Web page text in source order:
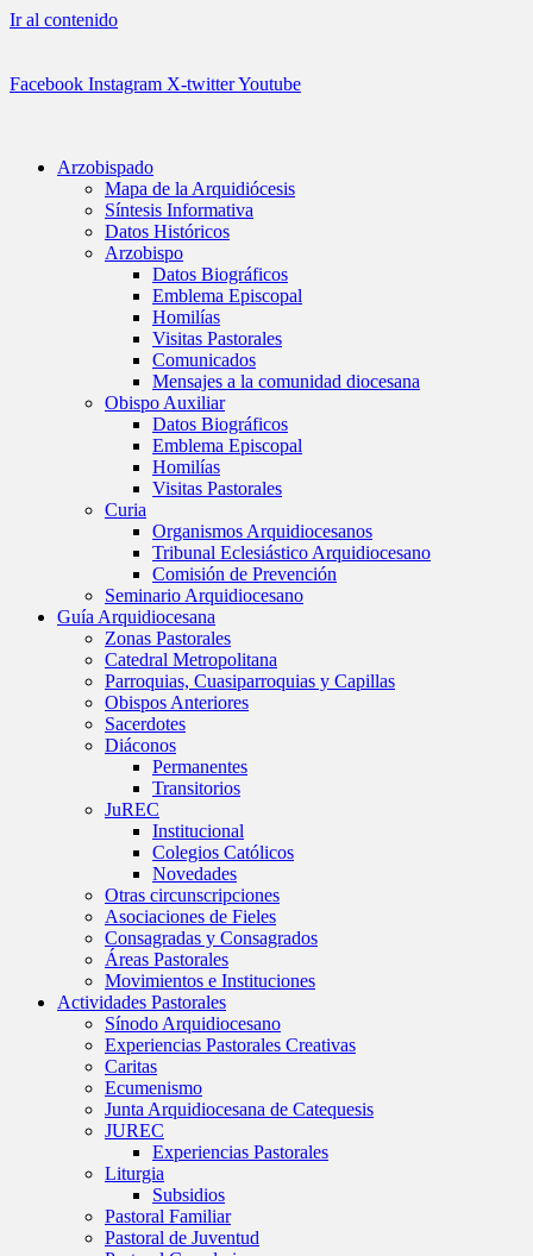
Ir al contenido
Facebook Instagram X-twitterYoutube
Arzobispado
Mapa de la Arquidiócesis
Síntesis Informativa
Datos Históricos
Arzobispo
Datos Biográficos
Emblema Episcopal
Homilías
Visitas Pastorales
Comunicados
Mensajes a la comunidad diocesana
Obispo Auxiliar
Datos Biográficos
Emblema Episcopal
Homilías
Visitas Pastorales
Curia
Organismos Arquidiocesanos
Tribunal Eclesiástico Arquidiocesano
Comisión de Prevención
Seminario Arquidiocesano
Guía Arquidiocesana
Zonas Pastorales
Catedral Metropolitana
Parroquias, Cuasiparroquias y Capillas
Obispos Anteriores
Sacerdotes
Diáconos
Permanentes
Transitorios
JuREC
Institucional
Colegios Católicos
Novedades
Otras circunscripciones
Asociaciones de Fieles
Consagradas y Consagrados
Áreas Pastorales
Movimientos e Instituciones
Actividades Pastorales
Sínodo Arquidiocesano
Experiencias Pastorales Creativas
Caritas
Ecumenismo
Junta Arquidiocesana de Catequesis
JUREC
Experiencias Pastorales
Liturgia
Subsidios
Pastoral Familiar
Pastoral de Juventud